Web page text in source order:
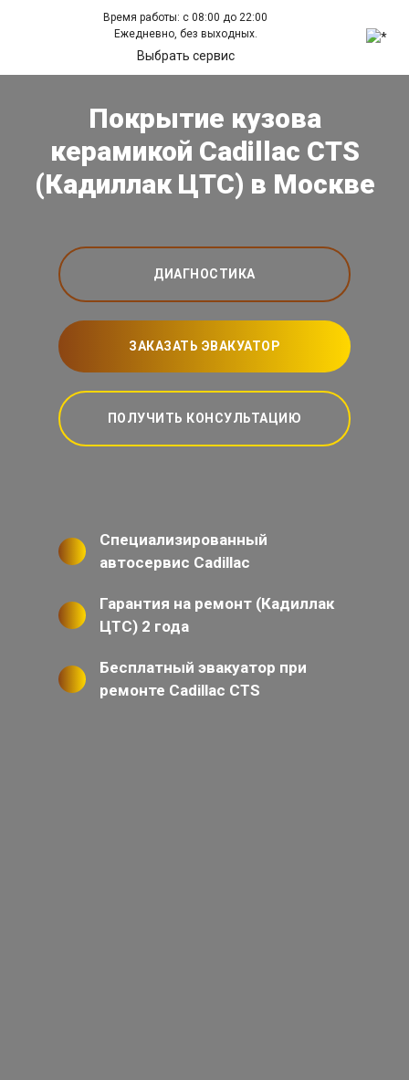
Время работы: с 08:00 до 22:00
Ежедневно, без выходных.
Выбрать сервис
Покрытие кузова
керамикой Cadillac CTS
(Кадиллак ЦТС) в Москве
ДИАГНОСТИКА
ЗАКАЗАТЬ ЭВАКУАТОР
ПОЛУЧИТЬ КОНСУЛЬТАЦИЮ
Специализированный
автосервис Cadillac
Гарантия на ремонт (Кадиллак
ЦТС) 2 года
Бесплатный эвакуатор при
ремонте Cadillac CTS